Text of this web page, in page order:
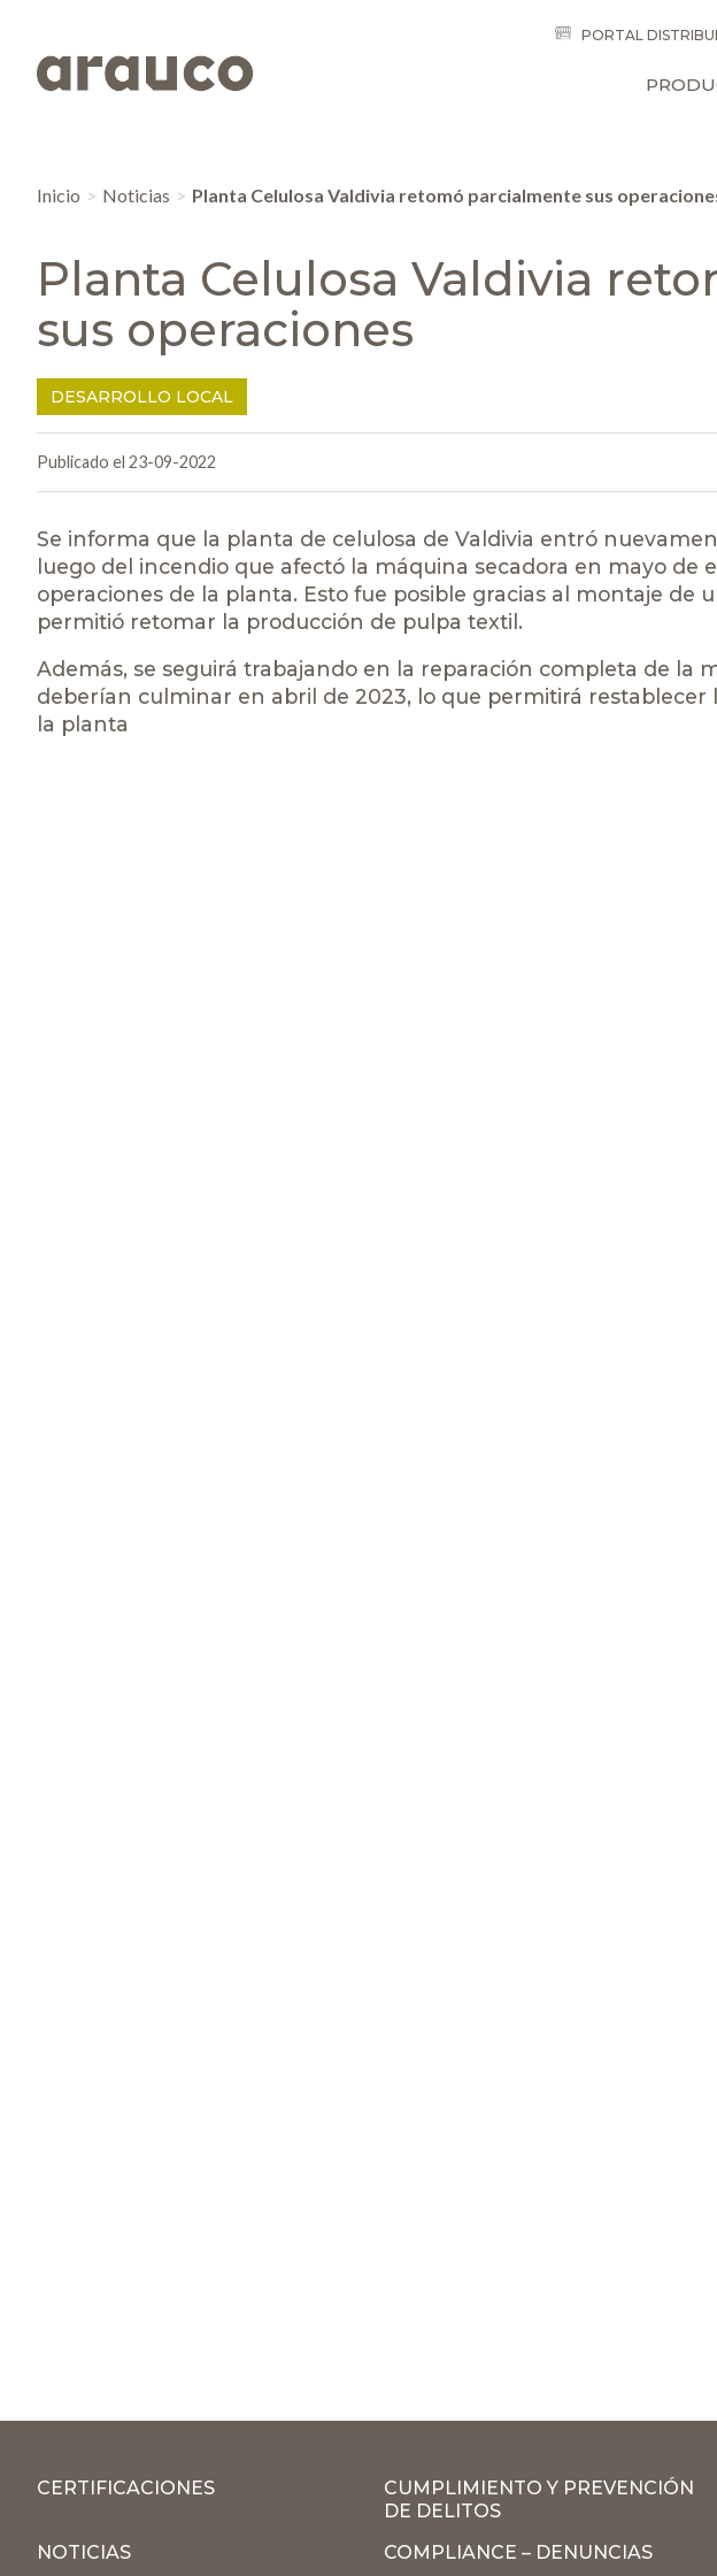
PORTAL
Inicio Noticias Planta Celulosa Valdivia retomó parcialmente sus
Planta Celulosa Valdivia
sus operaciones
DESARROLLO LOCAL
Publicado el 23-09-2022
Se informa que la planta de celulosa de Valdivia entró
luego del incendio que afectó la máquina secadora en mayo de
operaciones de la planta. Esto fue posible gracias al montaje de
permitió retomar la producción de pulpa textil.
Además, se seguirá trabajando en la reparación completa de la
deberían culminar en abril de 2023, lo que permitirá restablecer
la planta
CERTIFICACIONES
CUMPLIMIENTO Y PREVENCIÓN
DE DELITOS
NOTICIAS COMPLIANCE – DENUNCIAS